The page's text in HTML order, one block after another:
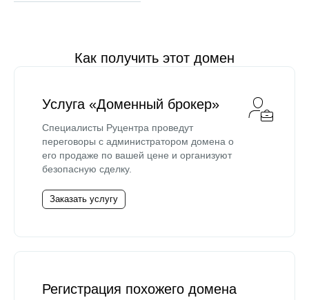
Как получить этот домен
Услуга «Доменный брокер»
Специалисты Руцентра проведут
переговоры с администратором домена о
его продаже по вашей цене и организуют
безопасную сделку.
Заказать услугу
Регистрация похожего домена